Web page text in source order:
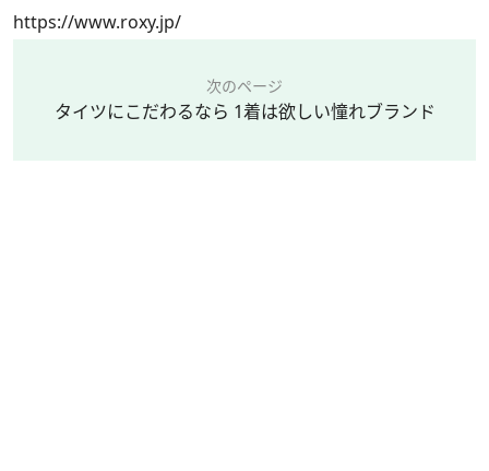
https://www.roxy.jp/
次のページ
タイツにこだわるなら 1着は欲しい憧れブランド